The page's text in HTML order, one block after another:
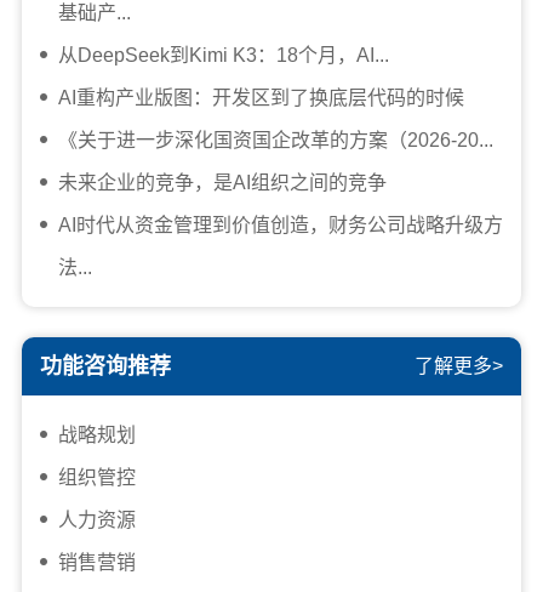
基础产...
从DeepSeek到Kimi K3：18个月，AI...
AI重构产业版图：开发区到了换底层代码的时候
《关于进一步深化国资国企改革的方案（2026-20...
未来企业的竞争，是AI组织之间的竞争
AI时代从资金管理到价值创造，财务公司战略升级方
法...
功能咨询推荐 了解更多>
战略规划
组织管控
人力资源
销售营销